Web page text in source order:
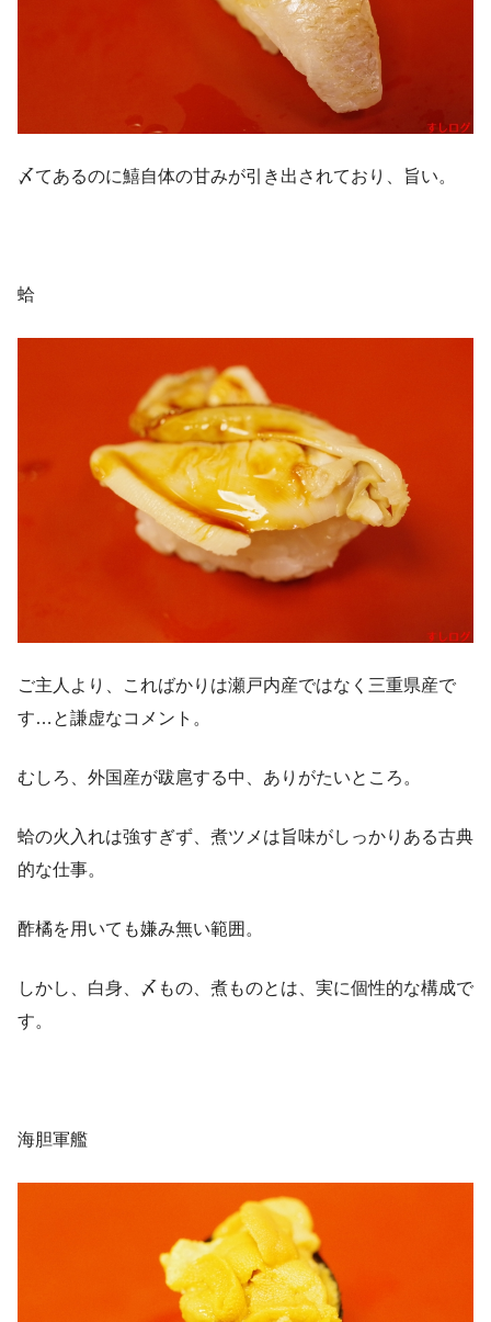
〆てあるのに鱚自体の甘みが引き出されており、旨い。
蛤
ご主人より、こればかりは瀬戸内産ではなく三重県産で
す…と謙虚なコメント。
むしろ、外国産が跋扈する中、ありがたいところ。
蛤の火入れは強すぎず、煮ツメは旨味がしっかりある古典
的な仕事。
酢橘を用いても嫌み無い範囲。
しかし、白身、〆もの、煮ものとは、実に個性的な構成で
す。
海胆軍艦